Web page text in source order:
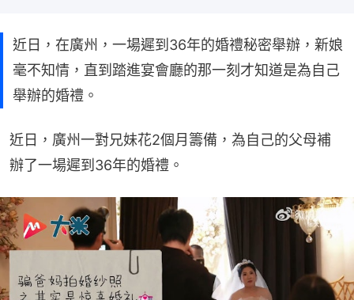
近日，在廣州，一場遲到36年的婚禮秘密舉辦，新娘
毫不知情，直到踏進宴會廳的那一刻才知道是為自己
舉辦的婚禮。
近日，廣州一對兄妹花2個月籌備，為自己的父母補
辦了一場遲到36年的婚禮。